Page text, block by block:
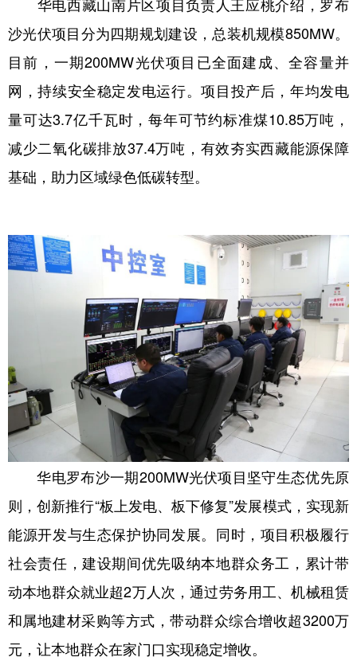
沙光伏项目分为四期规划建设，总装机规模850MW。
目前，一期200MW光伏项目已全面建成、全容量并
网，持续安全稳定发电运行。项目投产后，年均发电
量可达3.7亿千瓦时，每年可节约标准煤10.85万吨，
减少二氧化碳排放37.4万吨，有效夯实西藏能源保障
基础，助力区域绿色低碳转型。
华电罗布沙一期200MW光伏项目坚守生态优先原
则，创新推行“板上发电、板下修复”发展模式，实现新
能源开发与生态保护协同发展。同时，项目积极履行
社会责任，建设期间优先吸纳本地群众务工，累计带
动本地群众就业超2万人次，通过劳务用工、机械租赁
和属地建材采购等方式，带动群众综合增收超3200万
元，让本地群众在家门口实现稳定增收。